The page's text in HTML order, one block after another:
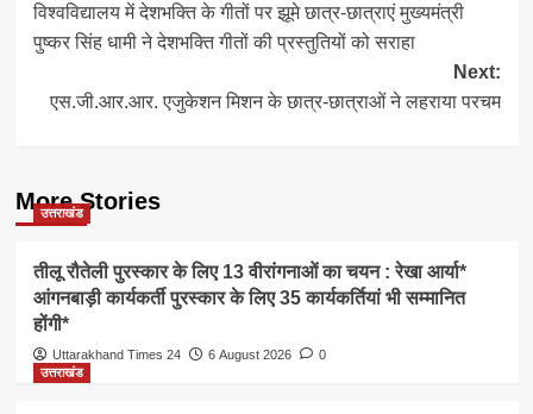
विश्वविद्यालय में देशभक्ति के गीतों पर झूमे छात्र-छात्राएं मुख्यमंत्री
पुष्कर सिंह धामी ने देशभक्ति गीतों की प्रस्तुतियों को सराहा
Next:
एस.जी.आर.आर. एजुकेशन मिशन के छात्र-छात्राओं ने लहराया परचम
More Stories
उत्तराखंड
तीलू रौतेली पुरस्कार के लिए 13 वीरांगनाओं का चयन : रेखा आर्या*
आंगनबाड़ी कार्यकर्ती पुरस्कार के लिए 35 कार्यकर्तियां भी सम्मानित
होंगी*
Uttarakhand Times 24 6 August 2026
0
उत्तराखंड